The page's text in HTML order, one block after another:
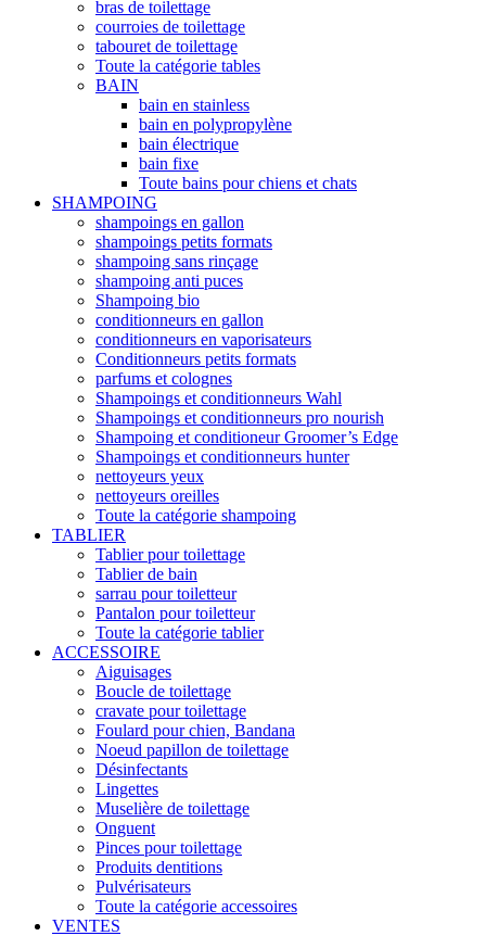
bras de toilettage
courroies de toilettage
tabouret de toilettage
Toute la catégorie tables
BAIN
bain en stainless
bain en polypropylène
bain électrique
bain fixe
Toute bains pour chiens et chats
SHAMPOING
shampoings en gallon
shampoings petits formats
shampoing sans rinçage
shampoing anti puces
Shampoing bio
conditionneurs en gallon
conditionneurs en vaporisateurs
Conditionneurs petits formats
parfums et colognes
Shampoings et conditionneurs Wahl
Shampoings et conditionneurs pro nourish
Shampoing et conditioneur Groomer’s Edge
Shampoings et conditionneurs hunter
nettoyeurs yeux
nettoyeurs oreilles
Toute la catégorie shampoing
TABLIER
Tablier pour toilettage
Tablier de bain
sarrau pour toiletteur
Pantalon pour toiletteur
Toute la catégorie tablier
ACCESSOIRE
Aiguisages
Boucle de toilettage
cravate pour toilettage
Foulard pour chien, Bandana
Noeud papillon de toilettage
Désinfectants
Lingettes
Muselière de toilettage
Onguent
Pinces pour toilettage
Produits dentitions
Pulvérisateurs
Toute la catégorie accessoires
VENTES